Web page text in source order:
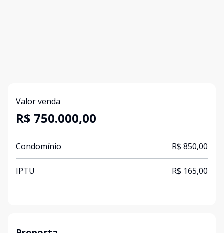
Valor venda
R$ 750.000,00
Condomínio R$ 850,00
IPTU R$ 165,00